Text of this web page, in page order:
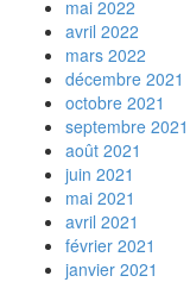
mai 2022
avril 2022
mars 2022
décembre 2021
octobre 2021
septembre 2021
août 2021
juin 2021
mai 2021
avril 2021
février 2021
janvier 2021